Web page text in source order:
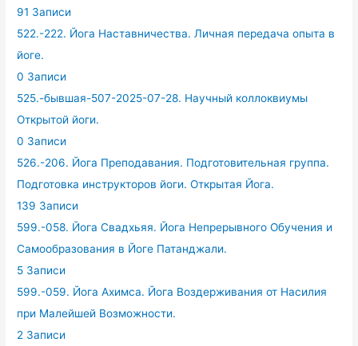
91 Записи
522.-222. Йога Наставничества. Личная передача опыта в
йоге.
0 Записи
525.-бывшая-507-2025-07-28. Научный коллоквиумы
Открытой йоги.
0 Записи
526.-206. Йога Преподавания. Подготовительная группа.
Подготовка инструкторов йоги. Открытая Йога.
139 Записи
599.-058. Йога Свадхьяя. Йога Непрерывного Обучения и
Самообразования в Йоге Патанджали.
5 Записи
599.-059. Йога Ахимса. Йога Воздерживания от Насилия
при Малейшей Возможности.
2 Записи